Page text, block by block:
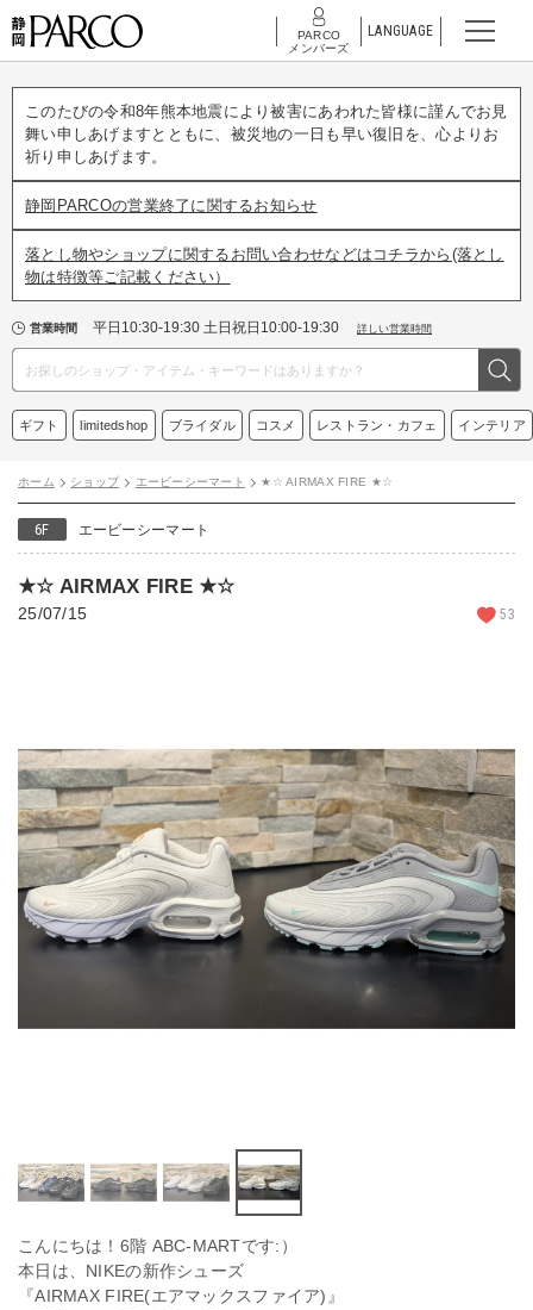
PARCO
メンバーズ
LANGUAGE
このたびの令和8年熊本地震により被害にあわれた皆様に謹んでお見
舞い申しあげますとともに、被災地の一日も早い復旧を、心よりお
祈り申しあげます。
静岡PARCOの営業終了に関するお知らせ
落とし物やショップに関するお問い合わせなどはコチラから(落とし
物は特徴等ご記載ください）
営業時間 平日10:30-19:30 土日祝日10:00-19:30 詳しい営業時間
ギフト limitedshop ブライダル コスメ レストラン・カフェ インテリア
ホーム ショップ エービーシーマート ★☆ AIRMAX FIRE ★☆
6F エービーシーマート
★☆ AIRMAX FIRE ★☆
25/07/15 53
こんにちは！6階 ABC-MARTです:）
本日は、NIKEの新作シューズ
『AIRMAX FIRE(エアマックスファイア)』